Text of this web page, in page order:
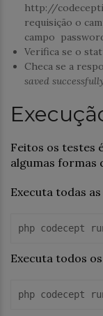
http://
requisição o
campo password
Verifica se o
Checa se a
saved
Feitos os testes
algumas formas
Executa todas
php codecept
Executa todos
php codecept